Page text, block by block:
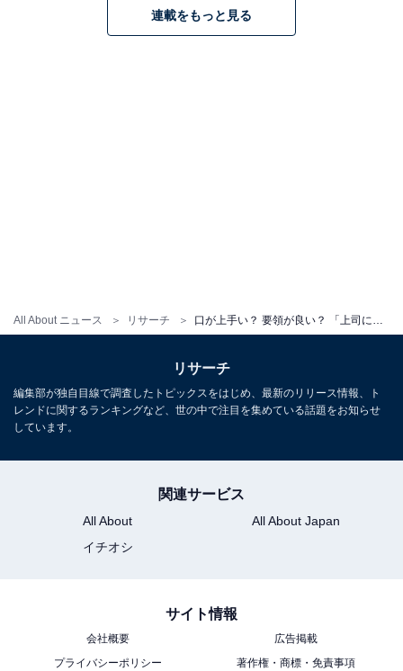
All About ニュース リサーチ
た。
上司のひいきが職場の人間関係を悪化させるだけではな
く、業務効率や業績などにも悪影響を及ぼすことが懸念
されています。
上司が部下をひいきする理由ランキング！ 3位「積極性
“上司ガチャにはずれた”と感じた上司の特徴！ 2位は「高
圧的な態度を取る」、1位は？
連載をもっと見る
リサーチ
編集部が独自目線で調査したトピックスをはじめ、最新のリリース情報、ト
レンドに関するランキングなど、世の中で注目を集めている話題をお知らせ
しています。
関連サービス
All About
All About Japan
イチオシ
サイト情報
会社概要
広告掲載
プライバシーポリシー
著作権・商標・免責事項